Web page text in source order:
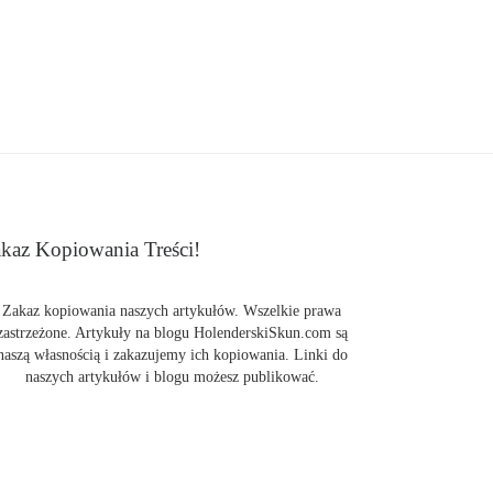
Kopiowania Treści!
Zakaz kopiowania naszych artykułów. Wszelkie prawa
Artykuły na blogu HolenderskiSkun.com są
własnością i zakazujemy ich kopiowania. Linki do
naszych artykułów i blogu możesz publikować.